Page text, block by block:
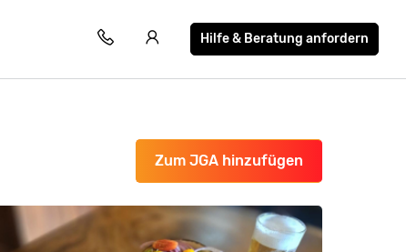
Hilfe & Beratung anfordern
Zum JGA hinzufügen